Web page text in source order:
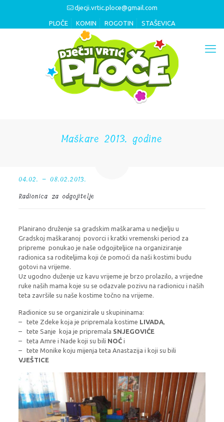
djecji.vrtic.ploce@gmail.com
PLOČE KOMIN ROGOTIN STAŠEVICA
Maškare 2013. godine
04.02. – 08.02.2013.
Radionica za odgojitelje
Planirano druženje sa gradskim maškarama u nedjelju u
Gradskoj maškaranoj povorci i kratki vremenski period za
pripreme ponukao je naše odgojiteljice na organiziranje
radionica sa roditeljima koji će pomoći da naši kostimi budu
gotovi na vrijeme.
Uz ugodno duženje uz kavu vrijeme je brzo prolazilo, a vrijedne
ruke naših mama koje su se odazvale pozivu na radionicu i naših
teta završile su naše kostime točno na vrijeme.
Radionice su se organizirale u skupininama:
– tete Zdeke koja je pripremala kostime LIVADA,
– tete Sanje koja je pripremala SNJEGOVIĆE
– teta Amre i Nade koji su bili NOĆi
– tete Monike koju mijenja teta Anastazija i koji su bili
VJEŠTICE